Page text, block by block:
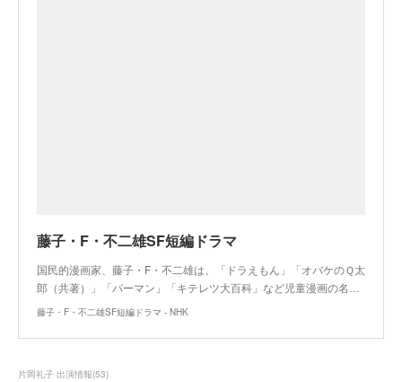
藤子・F・不二雄SF短編ドラマ
国民的漫画家、藤子・F・不二雄は、「ドラえもん」「オバケのＱ太
郎（共著）」「パーマン」「キテレツ大百科」など児童漫画の名…
藤子・F・不二雄SF短編ドラマ - NHK
片岡礼子 出演情報(53)